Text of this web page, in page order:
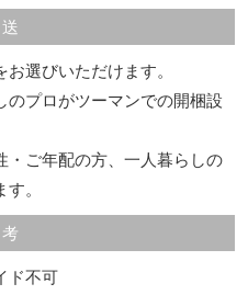
お選びいただけます。
のプロがツーマンでの開梱設
・ご年配の方、一人暮らしの
。
ド不可